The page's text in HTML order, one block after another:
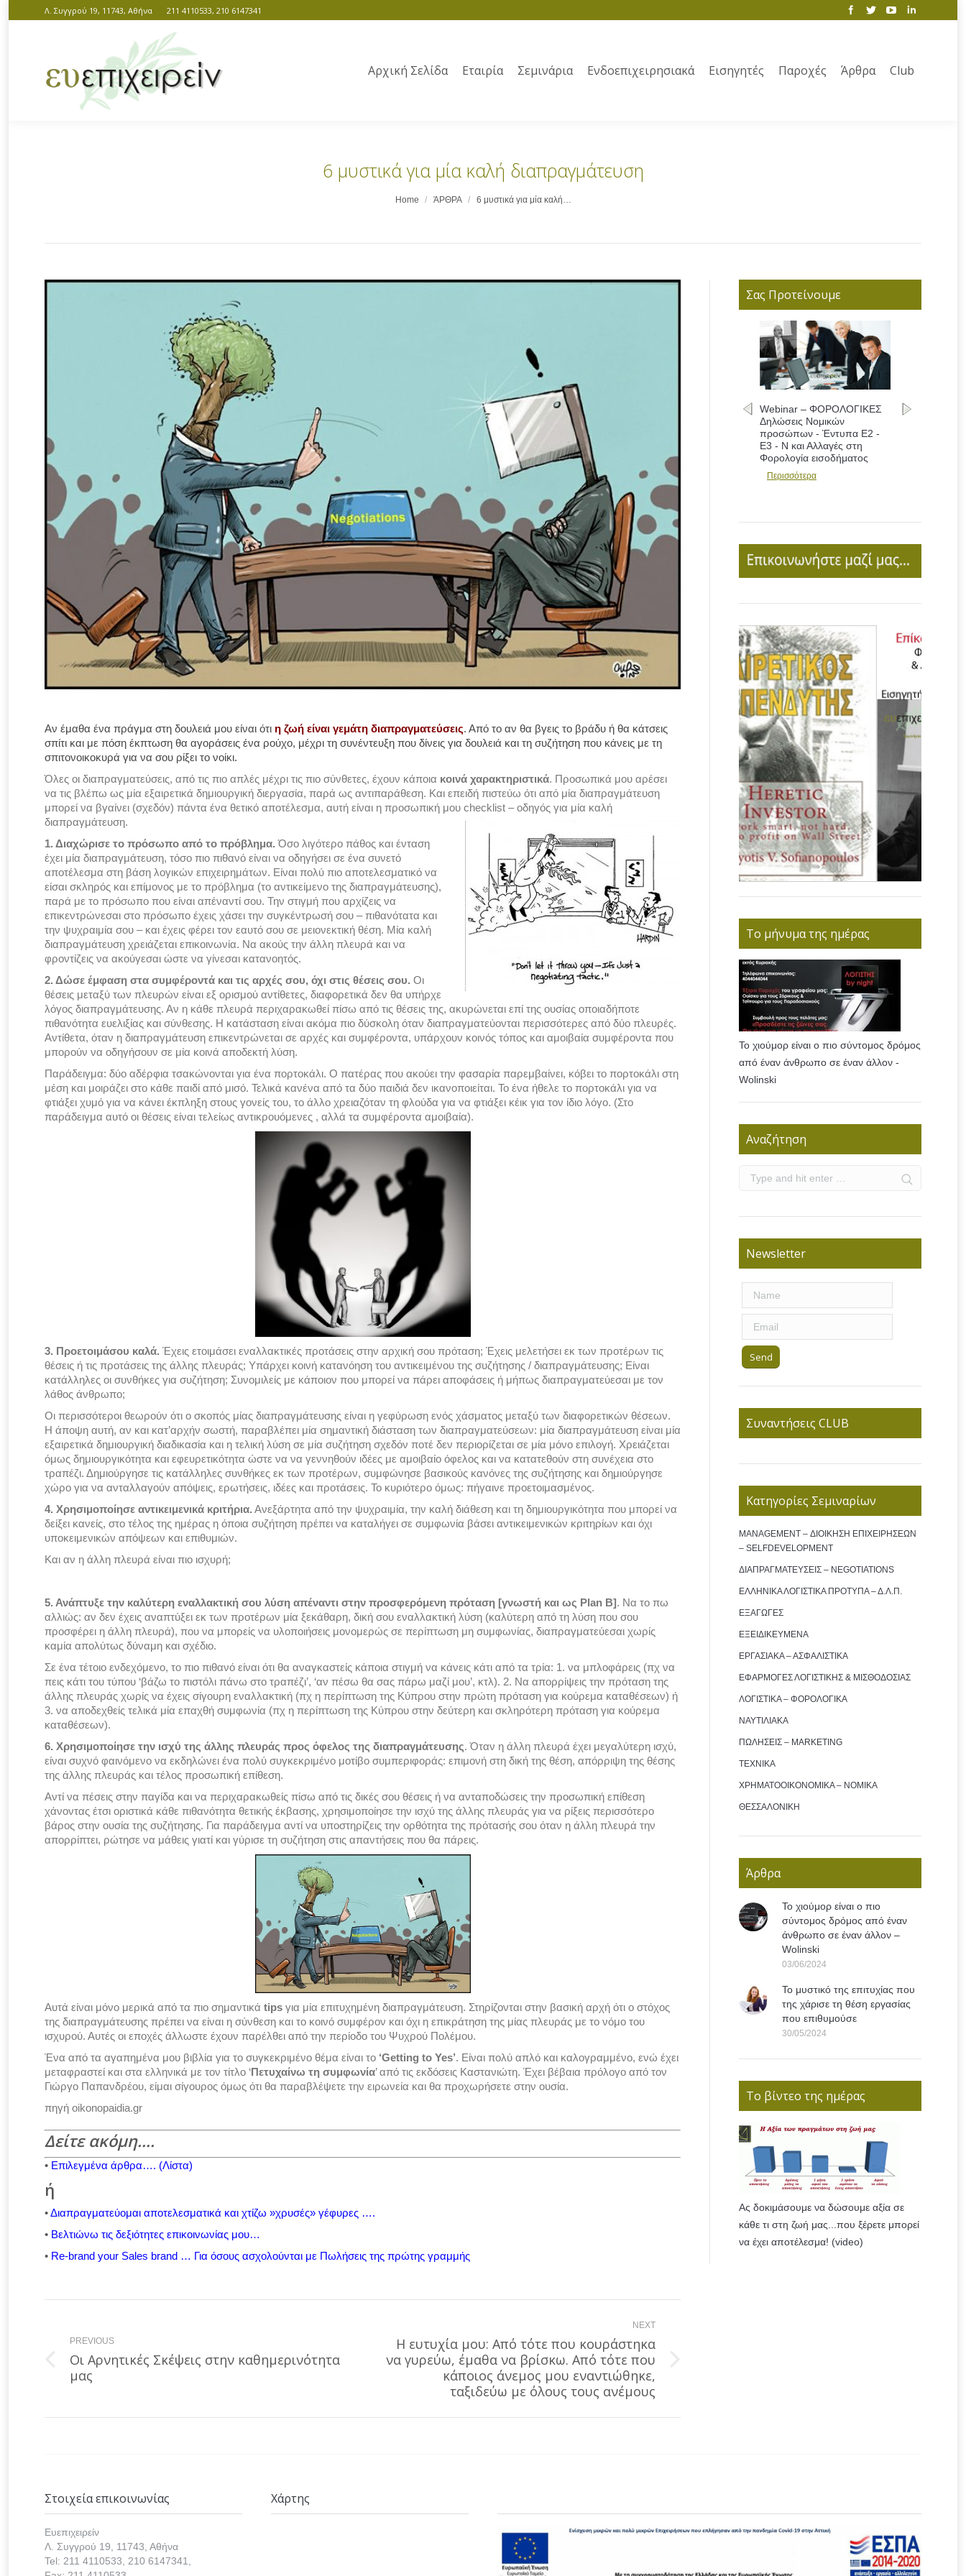
Λ. Συγγρού 19, 11743, Αθήνα 211 4110533, 210 6147341
Αρχική Σελίδα Εταιρία Σεμινάρια Ενδοεπιχειρησιακά Εισηγητές Παροχές Άρθρα Club
6 μυστικά για μία καλή διαπραγμάτευση
Home ΆΡΘΡΑ 6 μυστικά για μία καλή…
Αν έμαθα ένα πράγμα στη δουλειά μου είναι ότι η ζωή είναι γεμάτη διαπραγματεύσεις. Από το αν θα βγεις το βράδυ ή θα κάτσεις
σπίτι και με πόση έκπτωση θα αγοράσεις ένα ρούχο, μέχρι τη συνέντευξη που δίνεις για δουλειά και τη συζήτηση που κάνεις με τη
σπιτονοικοκυρά για να σου ρίξει το νοίκι.
Όλες οι διαπραγματεύσεις, από τις πιο απλές μέχρι τις πιο σύνθετες, έχουν κάποια κοινά χαρακτηριστικά. Προσωπικά μου αρέσει
να τις βλέπω ως μία εξαιρετικά δημιουργική διεργασία, παρά ως αντιπαράθεση. Και επειδή πιστεύω ότι από μία διαπραγμάτευση
μπορεί να βγαίνει (σχεδόν) πάντα ένα θετικό αποτέλεσμα, αυτή είναι η προσωπική μου checklist – οδηγός για μία καλή
διαπραγμάτευση.
1. Διαχώρισε το πρόσωπο από το πρόβλημα. Όσο λιγότερο πάθος και ένταση
έχει μία διαπραγμάτευση, τόσο πιο πιθανό είναι να οδηγήσει σε ένα συνετό
αποτέλεσμα στη βάση λογικών επιχειρημάτων. Είναι πολύ πιο αποτελεσματικό να
είσαι σκληρός και επίμονος με το πρόβλημα (το αντικείμενο της διαπραγμάτευσης),
παρά με το πρόσωπο που είναι απέναντί σου. Την στιγμή που αρχίζεις να
επικεντρώνεσαι στο πρόσωπο έχεις χάσει την συγκέντρωσή σου – πιθανότατα και
την ψυχραιμία σου – και έχεις φέρει τον εαυτό σου σε μειονεκτική θέση. Μία καλή
διαπραγμάτευση χρειάζεται επικοινωνία. Να ακούς την άλλη πλευρά και να
φροντίζεις να ακούγεσαι ώστε να γίνεσαι κατανοητός.
2. Δώσε έμφαση στα συμφέροντά και τις αρχές σου, όχι στις θέσεις σου. Οι
θέσεις μεταξύ των πλευρών είναι εξ ορισμού αντίθετες, διαφορετικά δεν θα υπήρχε
λόγος διαπραγμάτευσης. Αν η κάθε πλευρά περιχαρακωθεί πίσω από τις θέσεις της, ακυρώνεται επί της ουσίας οποιαδήποτε
πιθανότητα ευελιξίας και σύνθεσης. Η κατάσταση είναι ακόμα πιο δύσκολη όταν διαπραγματεύονται περισσότερες από δύο πλευρές.
Αντίθετα, όταν η διαπραγμάτευση επικεντρώνεται σε αρχές και συμφέροντα, υπάρχουν κοινός τόπος και αμοιβαία συμφέροντα που
μπορούν να οδηγήσουν σε μία κοινά αποδεκτή λύση.
Παράδειγμα: δύο αδέρφια τσακώνονται για ένα πορτοκάλι. Ο πατέρας που ακούει την φασαρία παρεμβαίνει, κόβει το πορτοκάλι στη
μέση και μοιράζει στο κάθε παιδί από μισό. Τελικά κανένα από τα δύο παιδιά δεν ικανοποιείται. Το ένα ήθελε το πορτοκάλι για να
φτιάξει χυμό για να κάνει έκπληξη στους γονείς του, το άλλο χρειαζόταν τη φλούδα για να φτιάξει κέικ για τον ίδιο λόγο. (Στο
παράδειγμα αυτό οι θέσεις είναι τελείως αντικρουόμενες , αλλά τα συμφέροντα αμοιβαία).
3. Προετοιμάσου καλά. Έχεις ετοιμάσει εναλλακτικές προτάσεις στην αρχική σου πρόταση; Έχεις μελετήσει εκ των προτέρων τις
θέσεις ή τις προτάσεις της άλλης πλευράς; Υπάρχει κοινή κατανόηση του αντικειμένου της συζήτησης / διαπραγμάτευσης; Είναι
κατάλληλες οι συνθήκες για συζήτηση; Συνομιλείς με κάποιον που μπορεί να πάρει αποφάσεις ή μήπως διαπραγματεύεσαι με τον
λάθος άνθρωπο;
Οι περισσότεροι θεωρούν ότι ο σκοπός μίας διαπραγμάτευσης είναι η γεφύρωση ενός χάσματος μεταξύ των διαφορετικών θέσεων.
Η άποψη αυτή, αν και κατ’αρχήν σωστή, παραβλέπει μία σημαντική διάσταση των διαπραγματεύσεων: μία διαπραγμάτευση είναι μία
εξαιρετικά δημιουργική διαδικασία και η τελική λύση σε μία συζήτηση σχεδόν ποτέ δεν περιορίζεται σε μία μόνο επιλογή. Χρειάζεται
όμως δημιουργικότητα και εφευρετικότητα ώστε να να γεννηθούν ιδέες με αμοιβαίο όφελος και να κατατεθούν στη συνέχεια στο
τραπέζι. Δημιούργησε τις κατάλληλες συνθήκες εκ των προτέρων, συμφώνησε βασικούς κανόνες της συζήτησης και δημιούργησε
χώρο για να ανταλλαγούν απόψεις, ερωτήσεις, ιδέες και προτάσεις. Το κυριότερο όμως: πήγαινε προετοιμασμένος.
4. Χρησιμοποίησε αντικειμενικά κριτήρια. Ανεξάρτητα από την ψυχραιμία, την καλή διάθεση και τη δημιουργικότητα που μπορεί να
δείξει κανείς, στο τέλος της ημέρας η όποια συζήτηση πρέπει να καταλήγει σε συμφωνία βάσει αντικειμενικών κριτηρίων και όχι
υποκειμενικών απόψεων και επιθυμιών.
Και αν η άλλη πλευρά είναι πιο ισχυρή;
5. Ανάπτυξε την καλύτερη εναλλακτική σου λύση απέναντι στην προσφερόμενη πρόταση [γνωστή και ως Plan B]. Να το πω
αλλιώς: αν δεν έχεις αναπτύξει εκ των προτέρων μία ξεκάθαρη, δική σου εναλλακτική λύση (καλύτερη από τη λύση που σου
προσφέρει η άλλη πλευρά), που να μπορείς να υλοποιήσεις μονομερώς σε περίπτωση μη συμφωνίας, διαπραγματεύεσαι χωρίς
καμία απολύτως δύναμη και σχέδιο.
Σε ένα τέτοιο ενδεχόμενο, το πιο πιθανό είναι ότι θα αναγκαστείς κάποια στιγμή να κάνεις κάτι από τα τρία: 1. να μπλοφάρεις (πχ να
πεις κάτι του τύπου ‘βάζω το πιστόλι πάνω στο τραπέζι’, ‘αν πέσω θα σας πάρω μαζί μου’, κτλ). 2. Να απορρίψεις την πρόταση της
άλλης πλευράς χωρίς να έχεις σίγουρη εναλλακτική (πχ η περίπτωση της Κύπρου στην πρώτη πρόταση για κούρεμα καταθέσεων) ή
3. να αποδεχθείς τελικά μία επαχθή συμφωνία (πχ η περίπτωση της Κύπρου στην δεύτερη και σκληρότερη πρόταση για κούρεμα
καταθέσεων).
6. Χρησιμοποίησε την ισχύ της άλλης πλευράς προς όφελος της διαπραγμάτευσης. Όταν η άλλη πλευρά έχει μεγαλύτερη ισχύ,
είναι συχνό φαινόμενο να εκδηλώνει ένα πολύ συγκεκριμένο μοτίβο συμπεριφοράς: επιμονή στη δική της θέση, απόρριψη της θέσης
της άλλης πλευράς και τέλος προσωπική επίθεση.
Αντί να πέσεις στην παγίδα και να περιχαρακωθείς πίσω από τις δικές σου θέσεις ή να ανταποδώσεις την προσωπική επίθεση
χάνοντας έτσι οριστικά κάθε πιθανότητα θετικής έκβασης, χρησιμοποίησε την ισχύ της άλλης πλευράς για να ρίξεις περισσότερο
βάρος στην ουσία της συζήτησης. Για παράδειγμα αντί να υποστηρίζεις την ορθότητα της πρότασής σου όταν η άλλη πλευρά την
απορρίπτει, ρώτησε να μάθεις γιατί και γύρισε τη συζήτηση στις απαντήσεις που θα πάρεις.
Αυτά είναι μόνο μερικά από τα πιο σημαντικά tips για μία επιτυχημένη διαπραγμάτευση. Στηρίζονται στην βασική αρχή ότι ο στόχος
της διαπραγμάτευσης πρέπει να είναι η σύνθεση και το κοινό συμφέρον και όχι η επικράτηση της μίας πλευράς με το νόμο του
ισχυρού. Αυτές οι εποχές άλλωστε έχουν παρέλθει από την περίοδο του Ψυχρού Πολέμου.
Ένα από τα αγαπημένα μου βιβλία για το συγκεκριμένο θέμα είναι το ‘Getting to Yes’. Είναι πολύ απλό και καλογραμμένο, ενώ έχει
μεταφραστεί και στα ελληνικά με τον τίτλο ‘Πετυχαίνω τη συμφωνία’ από τις εκδόσεις Καστανιώτη. Έχει βέβαια πρόλογο από τον
Γιώργο Παπανδρέου, είμαι σίγουρος όμως ότι θα παραβλέψετε την ειρωνεία και θα προχωρήσετε στην ουσία.
πηγή oikonopaidia.gr
Δείτε ακόμη….
• Επιλεγμένα άρθρα…. (Λίστα)
ή
•Διαπραγματεύομαι αποτελεσματικά και χτίζω »χρυσές» γέφυρες ….
• Βελτιώνω τις δεξιότητες επικοινωνίας μου…
• Re-brand your Sales brand … Για όσους ασχολούνται με Πωλήσεις της πρώτης γραμμής
navigation
PREVIOUS
Previous
post:
Οι Αρνητικές Σκέψεις στην καθημερινότητα
μας
NEXT
Next
Η ευτυχία μου: Από τότε που κουράστηκα
να γυρεύω, έμαθα να βρίσκω. Από τότε που
κάποιος άνεμος μου εναντιώθηκε,
ταξιδεύω με όλους τους ανέμους
Σας Προτείνουμε
Webinar – ΦΟΡΟΛΟΓΙΚΕΣ
Δηλώσεις Νομικών
προσώπων - Έντυπα Ε2 -
Ε3 - Ν και Αλλαγές στη
Φορολογία εισοδήματος
Περισσότερα
Το μήνυμα της ημέρας
Το χιούμορ είναι ο πιο σύντομος δρόμος
από έναν άνθρωπο σε έναν άλλον -
Wolinski
Αναζήτηση
Newsletter
Συναντήσεις CLUB
Κατηγορίες Σεμιναρίων
MANAGEMENT – ΔΙΟΙΚΗΣΗ ΕΠΙΧΕΙΡΗΣΕΩΝ
– SELFDEVELOPMENT
ΔΙΑΠΡΑΓΜΑΤΕΥΣΕΙΣ – NEGOTIATIONS
ΕΛΛΗΝΙΚΑ ΛΟΓΙΣΤΙΚΑ ΠΡΟΤΥΠΑ – Δ.Λ.Π.
ΕΞΑΓΩΓΕΣ
ΕΞΕΙΔΙΚΕΥΜΕΝΑ
ΕΡΓΑΣΙΑΚΑ – ΑΣΦΑΛΙΣΤΙΚΑ
ΕΦΑΡΜΟΓΕΣ ΛΟΓΙΣΤΙΚΗΣ & ΜΙΣΘΟΔΟΣΙΑΣ
ΛΟΓΙΣΤΙΚΑ – ΦΟΡΟΛΟΓΙΚΑ
ΝΑΥΤΙΛΙΑΚΑ
ΠΩΛΗΣΕΙΣ – MARKETING
ΤΕΧΝΙΚΑ
ΧΡΗΜΑΤΟΟΙΚΟΝΟΜΙΚΑ – ΝΟΜΙΚΑ
ΘΕΣΣΑΛΟΝΙΚΗ
Άρθρα
Το χιούμορ είναι ο πιο
σύντομος δρόμος από έναν
άνθρωπο σε έναν άλλον –
Wolinski
03/06/2024
Το μυστικό της επιτυχίας που
της χάρισε τη θέση εργασίας
που επιθυμούσε
30/05/2024
Το βίντεο της ημέρας
Ας δοκιμάσουμε να δώσουμε αξία σε
κάθε τι στη ζωή μας...που ξέρετε μπορεί
να έχει αποτέλεσμα! (video)
Στοιχεία επικοινωνίας
Ευεπιχειρείν
Λ. Συγγρού 19, 11743, Αθήνα
Tel: 211 4110533, 210 6147341,
Χάρτης